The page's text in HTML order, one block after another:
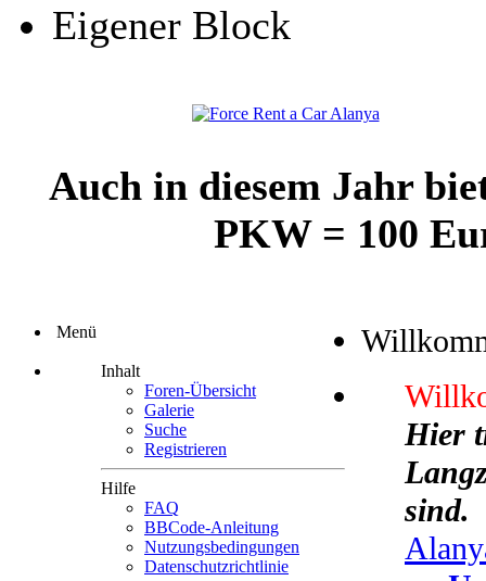
Eigener Block
Auch in diesem Jahr
PKW = 100
Menü
Inhalt
Foren-Übersicht
Galerie
Suche
Registrieren
Hilfe
FAQ
BBCode-Anleitung
Nutzungsbedingungen
Datenschutzrichtlinie
Hier
sind.